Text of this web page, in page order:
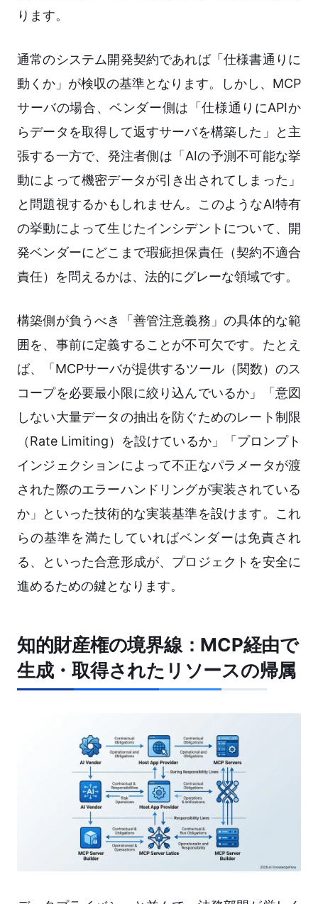
ります。
通常のシステム開発契約であれば「仕様書通りに
動くか」が検収の基準となります。しかし、MCP
サーバの場合、ベンダー側は「仕様通りにAPIか
らデータを取得して返すサーバを構築した」と主
張する一方で、発注者側は「AIの予測不可能な挙
動によって機密データが引き出されてしまった」
と問題視するかもしれません。このようなAI特有
の挙動によって生じたインシデントについて、開
発ベンダーにどこまで瑕疵担保責任（契約不適合
責任）を問えるかは、法的にグレーな領域です。
構築側が負うべき「善管注意義務」の具体的な範
囲を、事前に定義することが不可欠です。たとえ
ば、「MCPサーバが提供するツール（関数）のス
コープを必要最小限に絞り込んでいるか」「意図
しない大量データの抽出を防ぐためのレート制限
（Rate Limiting）を設けているか」「プロンプト
インジェクションによって不正なパラメータが渡
された際のエラーハンドリングが実装されている
か」といった技術的な実装基準を設けます。これ
らの基準を満たしていればベンダーは免責され
る、といった合意形成が、プロジェクトを安全に
進めるための鍵となります。
知的財産権の境界線：MCP経由で
生成・取得されたリソースの帰属